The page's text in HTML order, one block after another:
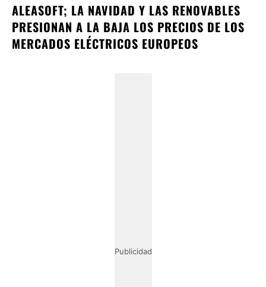
ALEASOFT; LA NAVIDAD Y LAS RENOVABLES
PRESIONAN A LA BAJA LOS PRECIOS DE LOS
MERCADOS ELÉCTRICOS EUROPEOS
Publicidad